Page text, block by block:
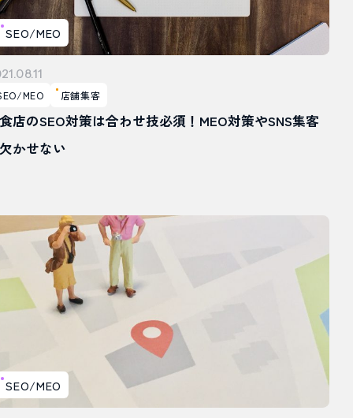
SEO/MEO
MEO 店舗集客
店のSEO対策は合わせ技必須！MEO対策やSNS集客
かせない
SEO/MEO